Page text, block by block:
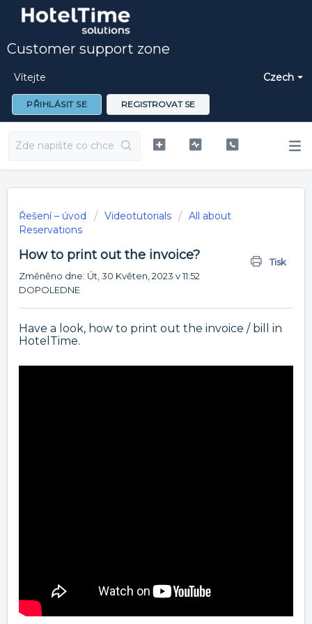
Customer support zone
Czech
Vítejte
PŘIHLÁSIT SE REGISTROVAT SE
Řešení – úvod Videotutorials
All about
Reservations
How to print out the invoice?
Tisk
Změněno dne: Út, 30 Květen, 2023 v 11:52
DOPOLEDNE
Have a look, how to print out the invoice / bill in
HotelTime.